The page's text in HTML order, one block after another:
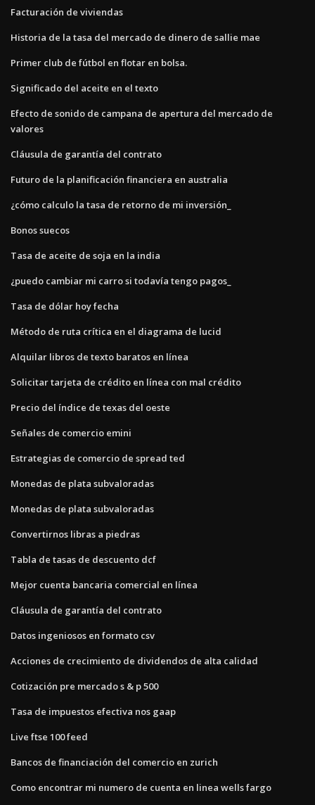
Facturación de viviendas
Historia de la tasa del mercado de dinero de sallie mae
Primer club de fútbol en flotar en bolsa.
Significado del aceite en el texto
Efecto de sonido de campana de apertura del mercado de
valores
Cláusula de garantía del contrato
Futuro de la planificación financiera en australia
¿cómo calculo la tasa de retorno de mi inversión_
Bonos suecos
Tasa de aceite de soja en la india
¿puedo cambiar mi carro si todavía tengo pagos_
Tasa de dólar hoy fecha
Método de ruta crítica en el diagrama de lucid
Alquilar libros de texto baratos en línea
Solicitar tarjeta de crédito en línea con mal crédito
Precio del índice de texas del oeste
Señales de comercio emini
Estrategias de comercio de spread ted
Monedas de plata subvaloradas
Monedas de plata subvaloradas
Convertirnos libras a piedras
Tabla de tasas de descuento dcf
Mejor cuenta bancaria comercial en línea
Cláusula de garantía del contrato
Datos ingeniosos en formato csv
Acciones de crecimiento de dividendos de alta calidad
Cotización pre mercado s & p 500
Tasa de impuestos efectiva nos gaap
Live ftse 100 feed
Bancos de financiación del comercio en zurich
Como encontrar mi numero de cuenta en linea wells fargo